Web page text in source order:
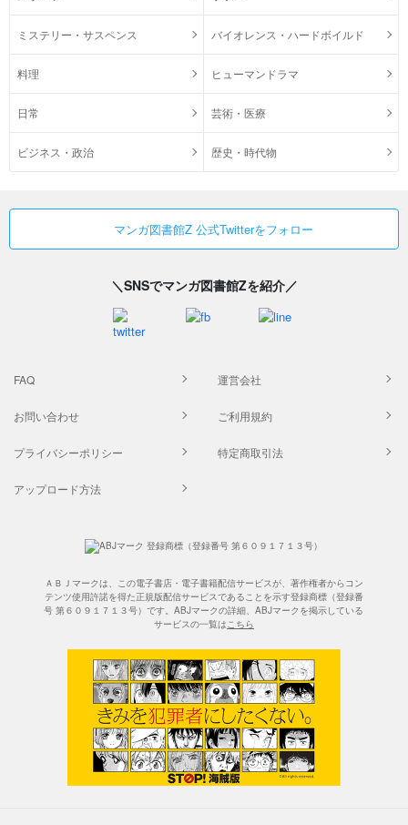
ミステリー・サスペンス バイオレンス・ハードボイルド
料理 ヒューマンドラマ
日常 芸術・医療
ビジネス・政治 歴史・時代物
マンガ図書館Z 公式Twitterをフォロー
＼SNSでマンガ図書館Zを紹介／
FAQ 運営会社
お問い合わせ ご利用規約
プライバシーポリシー 特定商取引法
アップロード方法
ＡＢＪマークは、この電子書店・電子書籍配信サービスが、著作権者からコン
テンツ使用許諾を得た正規版配信サービスであることを示す登録商標（登録番
号 第６０９１７１３号）です。ABJマークの詳細、ABJマークを掲示している
サービスの一覧はこちら